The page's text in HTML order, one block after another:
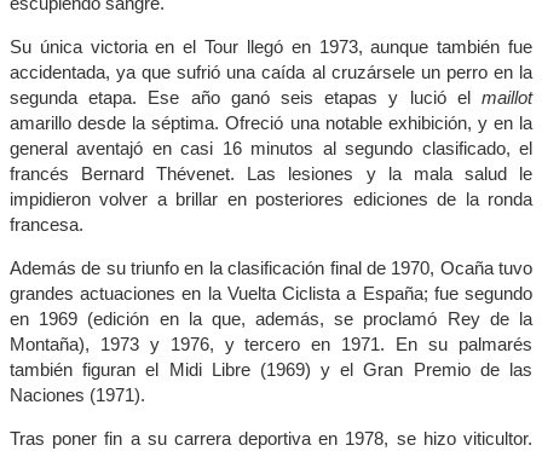
Su única victoria en el Tour llegó en 1973, aunque también fue
accidentada, ya que sufrió una caída al cruzársele un perro en la
segunda etapa. Ese año ganó seis etapas y lució el maillot
amarillo desde la séptima. Ofreció una notable exhibición, y en la
general aventajó en casi 16 minutos al segundo clasificado, el
francés Bernard Thévenet. Las lesiones y la mala salud le
impidieron volver a brillar en posteriores ediciones de la ronda
francesa.
Además de su triunfo en la clasificación final de 1970, Ocaña tuvo
grandes actuaciones en la Vuelta Ciclista a España; fue segundo
en 1969 (edición en la que, además, se proclamó Rey de la
Montaña), 1973 y 1976, y tercero en 1971. En su palmarés
también figuran el Midi Libre (1969) y el Gran Premio de las
Naciones (1971).
Tras poner fin a su carrera deportiva en 1978, se hizo viticultor.